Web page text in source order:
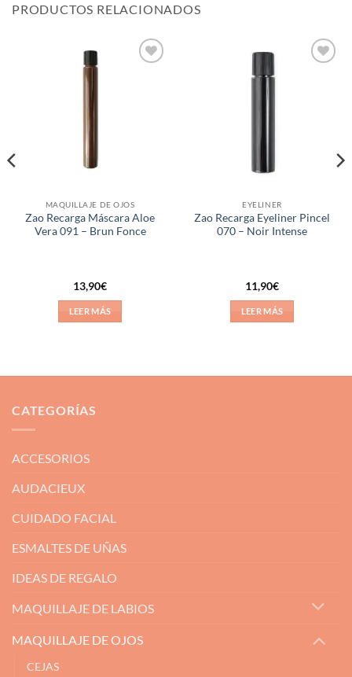
PRODUCTOS RELACIONADOS
MAQUILLAJE DE OJOS
Zao Recarga Máscara Aloe
Vera 091 – Brun Fonce
13,90€
LEER MÁS
EYELINER
Zao Recarga Eyeliner Pincel
070 – Noir Intense
11,90€
LEER MÁS
CATEGORÍAS
ACCESORIOS
AUDACIEUX
CUIDADO FACIAL
ESMALTES DE UÑAS
IDEAS DE REGALO
MAQUILLAJE DE LABIOS
MAQUILLAJE DE OJOS
CEJAS